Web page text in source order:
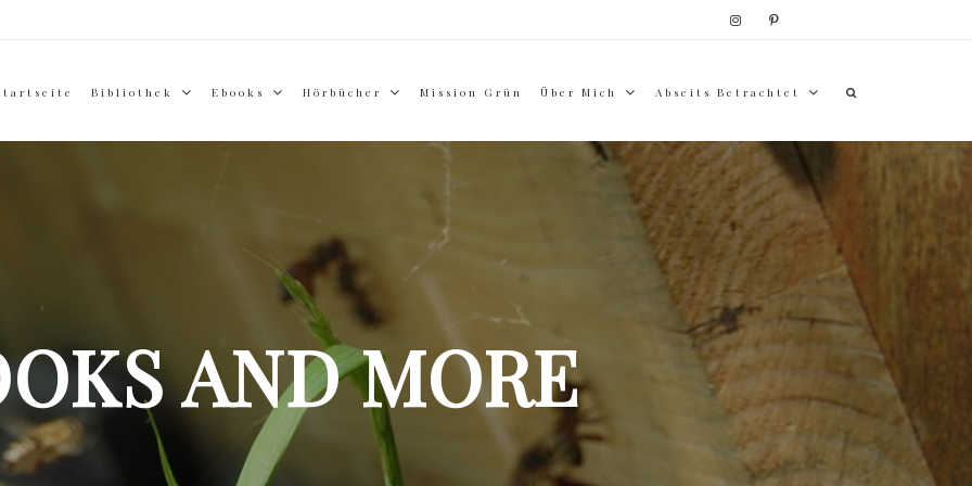
Bibliothek Ebooks Hörbücher Mission Grün Über Mich Abseits Betrachtet
AND MORE